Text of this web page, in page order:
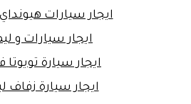
ايجار سيارات
ايجار سيارات و
ايجار سيارة تويوتا
ايجار سيارة زفاف